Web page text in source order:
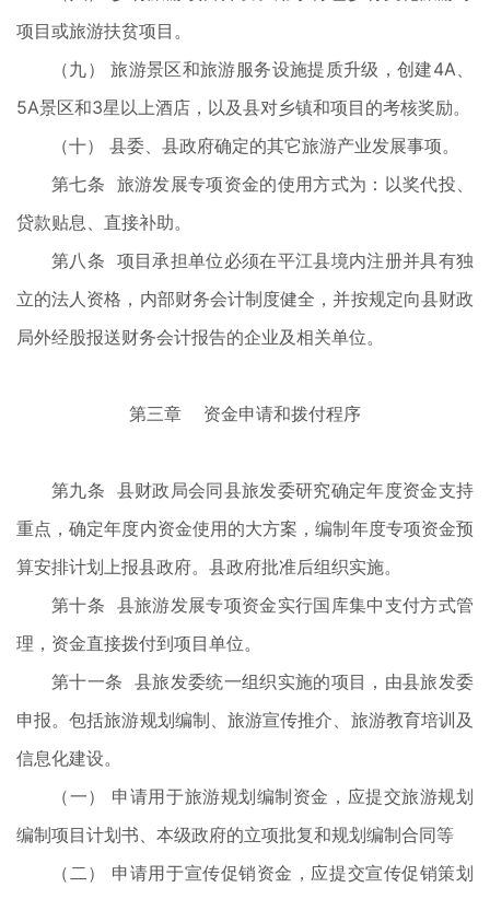
项目或旅游扶贫项目。
（九） 旅游景区和旅游服务设施提质升级，创建4A、
5A景区和3星以上酒店，以及县对乡镇和项目的考核奖励。
（十） 县委、县政府确定的其它旅游产业发展事项。
第七条 旅游发展专项资金的使用方式为：以奖代投、
贷款贴息、直接补助。
第八条 项目承担单位必须在平江县境内注册并具有独
立的法人资格，内部财务会计制度健全，并按规定向县财政
局外经股报送财务会计报告的企业及相关单位。
第三章 资金申请和拨付程序
第九条 县财政局会同县旅发委研究确定年度资金支持
重点，确定年度内资金使用的大方案，编制年度专项资金预
算安排计划上报县政府。县政府批准后组织实施。
第十条 县旅游发展专项资金实行国库集中支付方式管
理，资金直接拨付到项目单位。
第十一条 县旅发委统一组织实施的项目，由县旅发委
申报。包括旅游规划编制、旅游宣传推介、旅游教育培训及
信息化建设。
（一） 申请用于旅游规划编制资金，应提交旅游规划
编制项目计划书、本级政府的立项批复和规划编制合同等
（二） 申请用于宣传促销资金，应提交宣传促销策划